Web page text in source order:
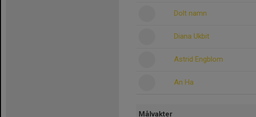
Dolt namn
Diana Ukbit
Astrid Engblom
An Ha
Målvakter